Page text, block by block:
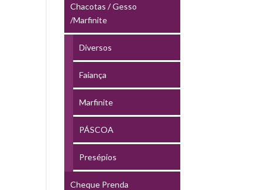
Chacotas / Gesso
/Marfinite
Diversos
Faiança
Marfinite
PÁSCOA
Presépios
Cheque Prenda